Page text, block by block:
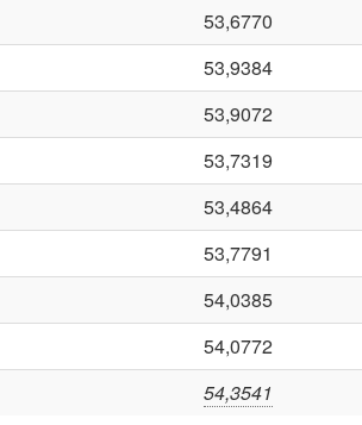
53,6770
53,9384
53,9072
53,7319
53,4864
53,7791
54,0385
54,0772
54,3541